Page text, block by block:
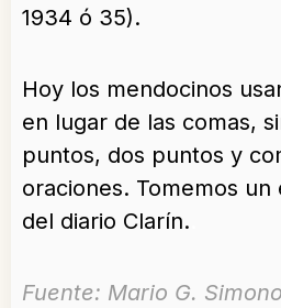
1934 ó 35).
Hoy los mendocinos
en lugar de las comas,
puntos, dos puntos y
oraciones. Tomemos
del diario Clarín.
Fuente: Mario G.